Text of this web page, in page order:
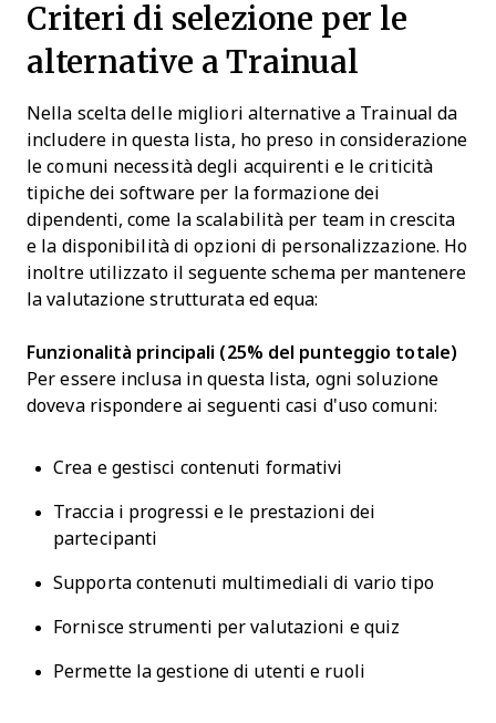
Criteri di selezione per le
alternative a Trainual
Nella scelta delle migliori alternative a Trainual da
includere in questa lista, ho preso in considerazione
le comuni necessità degli acquirenti e le criticità
tipiche dei software per la formazione dei
dipendenti, come la scalabilità per team in crescita
e la disponibilità di opzioni di personalizzazione. Ho
inoltre utilizzato il seguente schema per mantenere
la valutazione strutturata ed equa:
Funzionalità principali (25% del punteggio totale)
Per essere inclusa in questa lista, ogni soluzione
doveva rispondere ai seguenti casi d'uso comuni:
Crea e gestisci contenuti formativi
Traccia i progressi e le prestazioni dei
partecipanti
Supporta contenuti multimediali di vario tipo
Fornisce strumenti per valutazioni e quiz
Permette la gestione di utenti e ruoli